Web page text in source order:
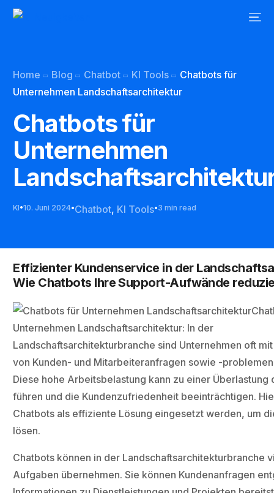
Home Blog Chatbot KI Tools
Chatbots für
Unternehmen Landschaftsarchitektur
Chatbots für
Unternehmen
KI 10. Juni 2024 Chatbot, KI Tools 3 min read
Effizienter Kundenservice in der
Wie Chatbots Ihre Support-Aufwände
Unternehmen Landschaftsarchitektur: In der
Landschaftsarchitekturbranche sind Unternehmen oft
von Kunden- und Mitarbeiteranfragen sowie -
Diese hohe Arbeitsbelastung kann zu einer Überlastung
führen und die Kundenzufriedenheit beeinträchtigen.
Chatbots als effiziente Lösung eingesetzt werden, um
lösen.
Chatbots können in der Landschaftsarchitekturbranche
Aufgaben übernehmen. Sie können Kundenanfragen